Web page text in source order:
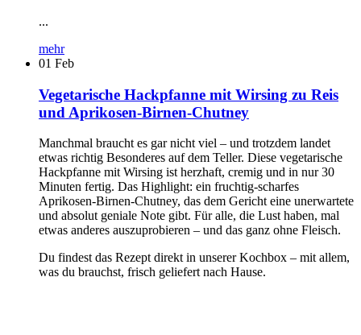
...
mehr
01 Feb
Vegetarische Hackpfanne mit Wirsing zu Reis
und Aprikosen-Birnen-Chutney
Manchmal braucht es gar nicht viel – und trotzdem landet
etwas richtig Besonderes auf dem Teller. Diese vegetarische
Hackpfanne mit Wirsing ist herzhaft, cremig und in nur 30
Minuten fertig. Das Highlight: ein fruchtig-scharfes
Aprikosen-Birnen-Chutney, das dem Gericht eine unerwartete
und absolut geniale Note gibt. Für alle, die Lust haben, mal
etwas anderes auszuprobieren – und das ganz ohne Fleisch.
Du findest das Rezept direkt in unserer Kochbox – mit allem,
was du brauchst, frisch geliefert nach Hause.